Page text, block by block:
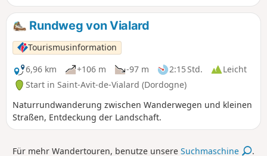
Rundweg von Vialard
Tourismusinformation
6,96 km
+106 m -97 m 2:15 Std.
Leicht
Start in Saint-Avit-de-Vialard (Dordogne)
Naturrundwanderung zwischen Wanderwegen und kleinen
Straßen, Entdeckung der Landschaft.
Für mehr Wandertouren, benutze unsereSuchmaschine .